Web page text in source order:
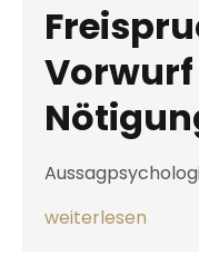
weiterlesen